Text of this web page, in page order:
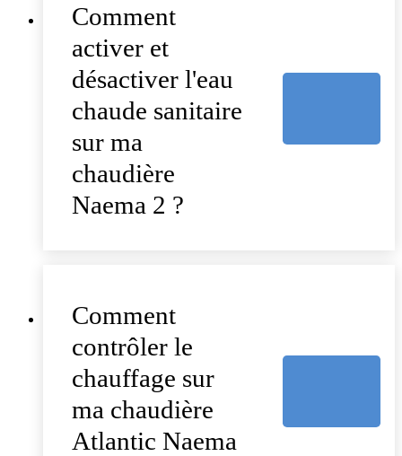
Comment
activer et
désactiver l'eau
chaude sanitaire
sur ma
chaudière
Naema 2 ?
Comment
contrôler le
chauffage sur
ma chaudière
Atlantic Naema